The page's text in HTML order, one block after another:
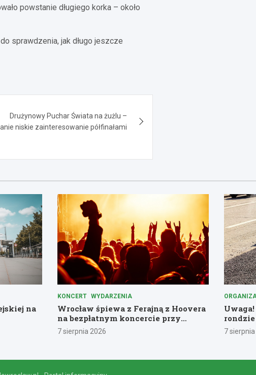
powstanie długiego korka – około
sprawdzenia, jak długo jeszcze
Drużynowy Puchar Świata na żużlu –
niskie zainteresowanie półfinałami
na
KONCERT WYDARZENIA
Wrocław śpiewa z Ferajną z Hoovera
na bezpłatnym koncercie przy
Komuny Paryskiej
7 sierpnia 2026 7